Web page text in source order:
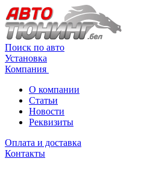
Поиск по авто
Установка
Компания
О компании
Статьи
Новости
Реквизиты
Оплата и доставка
Контакты